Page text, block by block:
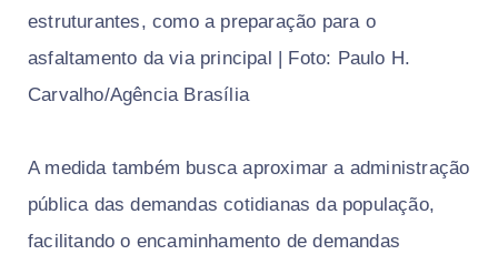
estruturantes, como a preparação para o
asfaltamento da via principal | Foto: Paulo H.
Carvalho/Agência Brasília
A medida também busca aproximar a administração
pública das demandas cotidianas da população,
facilitando o encaminhamento de demandas